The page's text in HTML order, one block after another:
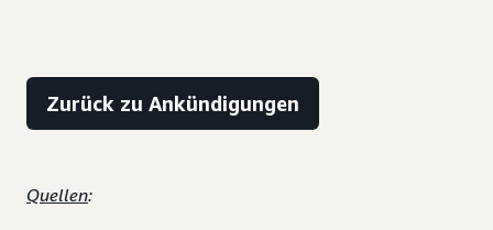
Zurück zu Ankündigungen
Quellen: